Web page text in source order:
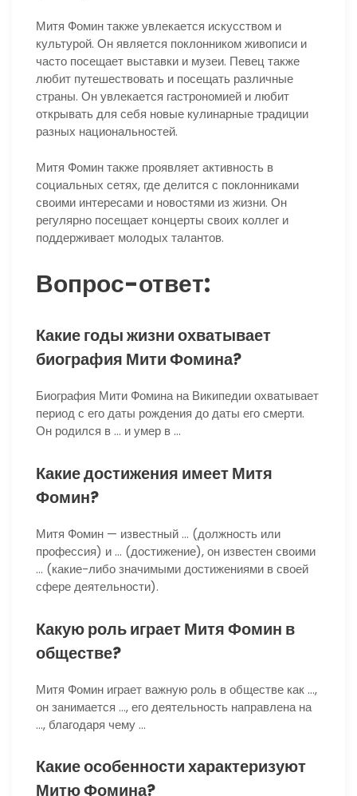
Митя Фомин также увлекается искусством и
культурой. Он является поклонником живописи и
часто посещает выставки и музеи. Певец также
любит путешествовать и посещать различные
страны. Он увлекается гастрономией и любит
открывать для себя новые кулинарные традиции
разных национальностей.
Митя Фомин также проявляет активность в
социальных сетях, где делится с поклонниками
своими интересами и новостями из жизни. Он
регулярно посещает концерты своих коллег и
поддерживает молодых талантов.
Вопрос-ответ:
Какие годы жизни охватывает
биография Мити Фомина?
Биография Мити Фомина на Википедии охватывает
период с его даты рождения до даты его смерти.
Он родился в … и умер в …
Какие достижения имеет Митя
Фомин?
Митя Фомин — известный … (должность или
профессия) и … (достижение), он известен своими
… (какие-либо значимыми достижениями в своей
сфере деятельности).
Какую роль играет Митя Фомин в
обществе?
Митя Фомин играет важную роль в обществе как …,
он занимается …, его деятельность направлена на
…, благодаря чему …
Какие особенности характеризуют
Митю Фомина?